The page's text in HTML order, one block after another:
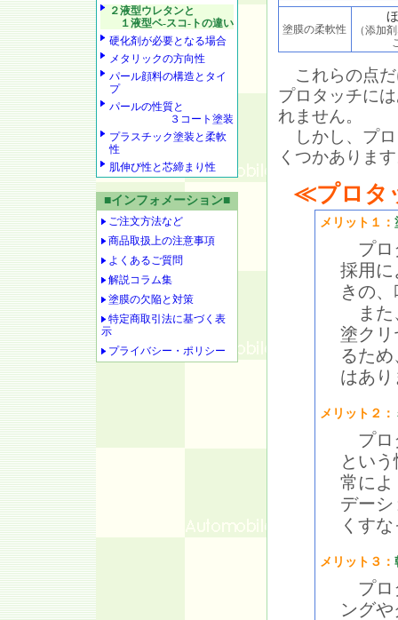
２液型ウレタンと
１液型ベ-スコ-トの違い
硬化剤が必要となる場合
メタリックの方向性
パール顔料の構造とタイ
プ
パールの性質と
３コート塗装
プラスチック塗装と柔軟
性
肌伸び性と芯締まり性
■インフォメーション■
ご注文方法など
商品取扱上の注意事項
よくあるご質問
解説コラム集
塗膜の欠陥と対策
特定商取引法に基づく表
示
プライバシー・ポリシー
塗膜の柔軟性
（添加
これらの点だ
プロタッチに
れません。
しかし、プロ
くつかありま
≪プロタ
メリット１：
プロ
採用に
きの
また
塗クリ
るた
はあ
メリット２：
プロ
とい
常によ
デー
くす
メリット３：
プロ
ング